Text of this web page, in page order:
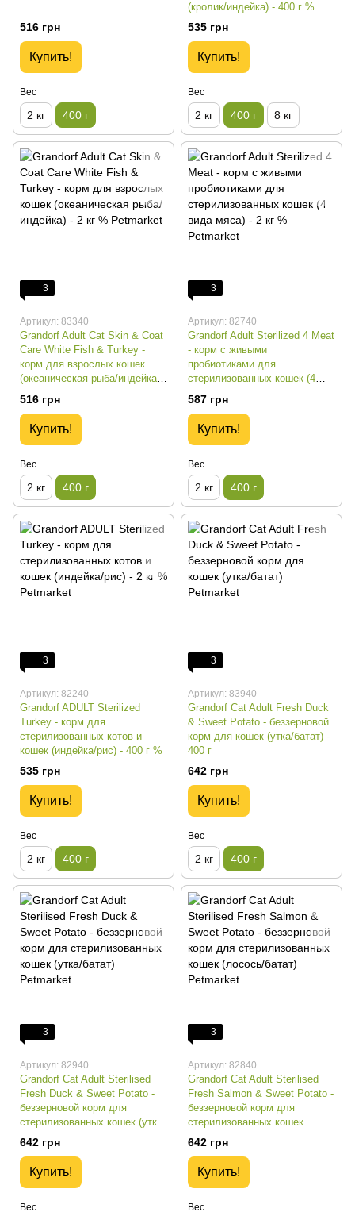
516 грн
Купить!
Вес
2 кг 400 г
(кролик/индейка) - 400 г %
535 грн
Купить!
Вес
2 кг 400 г 8 кг
3
Артикул: 83340
Grandorf Adult Cat Skin & Coat
Care White Fish & Turkey -
корм для взрослых кошек
(океаническая рыба/индейка) -
400 г %
516 грн
Купить!
Вес
2 кг 400 г
3
Артикул: 82740
Grandorf Adult Sterilized 4 Meat
- корм с живыми
пробиотиками для
стерилизованных кошек (4
вида мяса) - 400 г %
587 грн
Купить!
Вес
2 кг 400 г
3
Артикул: 82240
Grandorf ADULT Sterilized
Turkey - корм для
стерилизованных котов и
кошек (индейка/рис) - 400 г %
535 грн
Купить!
Вес
2 кг 400 г
3
Артикул: 83940
Grandorf Cat Adult Fresh Duck
& Sweet Potato - беззерновой
корм для кошек (утка/батат) -
400 г
642 грн
Купить!
Вес
2 кг 400 г
3
Артикул: 82940
Grandorf Cat Adult Sterilised
Fresh Duck & Sweet Potato -
беззерновой корм для
стерилизованных кошек (утка/
батат) - 400 г
642 грн
Купить!
Вес
3
Артикул: 82840
Grandorf Cat Adult Sterilised
Fresh Salmon & Sweet Potato -
беззерновой корм для
стерилизованных кошек
(лосось/батат) - 400 г
642 грн
Купить!
Вес